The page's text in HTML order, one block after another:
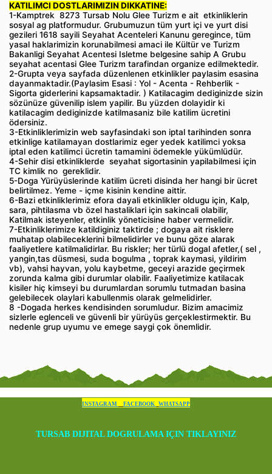
KATILIMCI DOSTLARIMIZIN DIKKATINE:
1-Kamptrek 8273 Tursab Nolu Glee Turizm e ait etkinliklerin
sosyal ag platformudur. Grubumuzun tüm yurt içi ve yurt disi
gezileri 1618 sayili Seyahat Acenteleri Kanunu geregince, tüm
yasal haklarimizin korunabilmesi amaci ile Kültür ve Turizm
Bakanligi Seyahat Acentesi Isletme belgesine sahip A Grubu
seyahat acentasi Glee Turizm tarafindan organize edilmektedir.
2-Grupta veya sayfada düzenlenen etkinlikler paylasim esasina
dayanmaktadir.(Paylasim Esasi : Yol - Acenta - Rehberlik -
Sigorta giderlerini kapsamaktadir. ) Katilacagim dediginizde sizin
sözünüze güvenilip islem yapilir. Bu yüzden dolayidir ki
katilacagim dediginizde katilmasaniz bile katilim ücretini
ödersiniz.
3-Etkinliklerimizin web sayfasindaki son iptal tarihinden sonra
etkinlige katilamayan dostlarimiz eger yedek katilimci yoksa
iptal eden katilimci ücretin tamamini ödemekle yükümlüdür.
4-Sehir disi etkinliklerde seyahat sigortasinin yapilabilmesi için
TC kimlik no gereklidir.
5-Doga Yürüyüslerinde katilim ücreti disinda her hangi bir ücret
belirtilmez. Yeme - içme kisinin kendine aittir.
6-Bazi etkinliklerimiz efora dayali etkinlikler oldugu için, Kalp,
sara, pihtilasma vb özel hastaliklari için sakincali olabilir,
Katilmak isteyenler, etkinlik yöneticisine haber vermelidir.
7-Etkinliklerimize katildiginiz taktirde ; dogaya ait risklere
muhatap olabileceklerini bilmelidirler ve bunu göze alarak
faaliyetlere katilmalidirlar. Bu riskler; her türlü dogal afetler,( sel ,
yangin,tas düsmesi, suda bogulma , toprak kaymasi, yildirim
vb), vahsi hayvan, yolu kaybetme, geceyi arazide geçirmek
zorunda kalma gibi durumlar olabilir. Faaliyetimize katilacak
kisiler hiç kimseyi bu durumlardan sorumlu tutmadan basina
gelebilecek olaylari kabullenmis olarak gelmelidirler.
8 -Dogada herkes kendisinden sorumludur. Bizim amacimiz
sizlerle eglenceli ve güvenli bir yürüyüs gerçeklestirmektir. Bu
nedenle grup uyumu ve emege saygi çok önemlidir.
INSTAGRAM FACEBOOK WHATSAPP
TURSAB DIJITAL DOGRULAMA IÇIN TIKLAYINIZ